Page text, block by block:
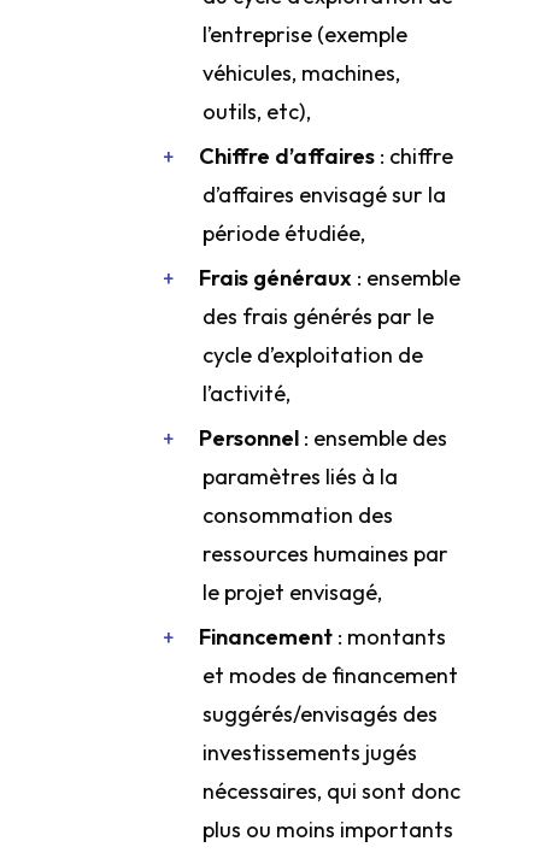
l’entreprise (exemple
véhicules, machines,
outils, etc),
Chiffre d’affaires : chiffre
d’affaires envisagé sur la
période étudiée,
Frais généraux : ensemble
des frais générés par le
cycle d’exploitation de
l’activité,
Personnel : ensemble des
paramètres liés à la
consommation des
ressources humaines par
le projet envisagé,
Financement : montants
et modes de financement
suggérés/envisagés des
investissements jugés
nécessaires, qui sont donc
plus ou moins importants